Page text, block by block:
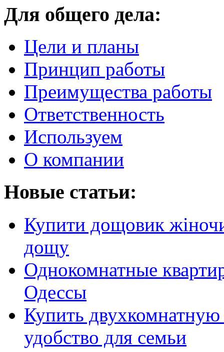
Для общего дела:
Цели и планы
Принцип работы
Преимущества работы
Ответственность
Используем
О компании
Новые статьи:
Купити дощовик
дощу
Однокомнатные
Одессы
Купить
удобство для семьи